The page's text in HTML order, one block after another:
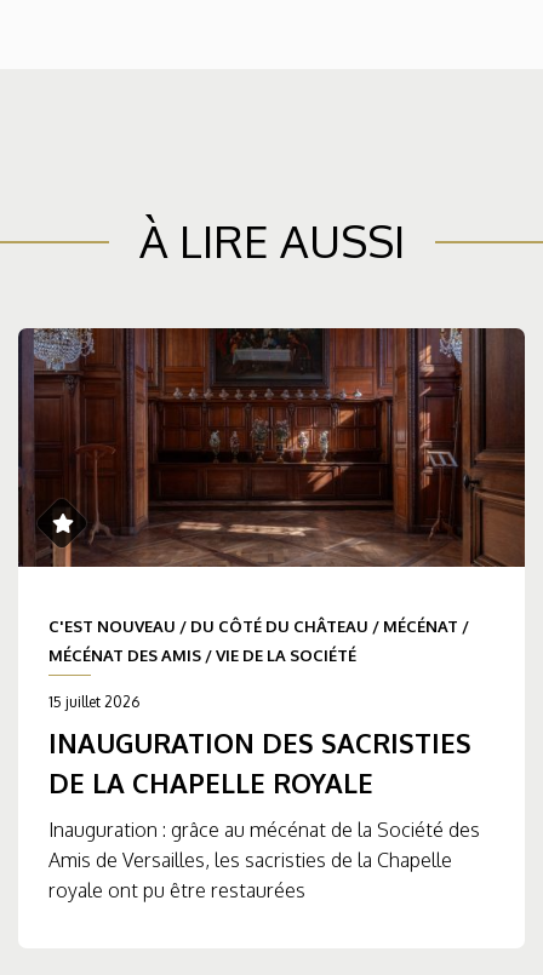
À LIRE AUSSI
C'EST NOUVEAU / DU CÔTÉ DU CHÂTEAU / MÉCÉNAT /
MÉCÉNAT DES AMIS /VIE DE LA SOCIÉTÉ
15 juillet 2026
INAUGURATION DES SACRISTIES
DE LA CHAPELLE ROYALE
Inauguration : grâce au mécénat de la Société des
Amis de Versailles, les sacristies de la Chapelle
royale ont pu être restaurées